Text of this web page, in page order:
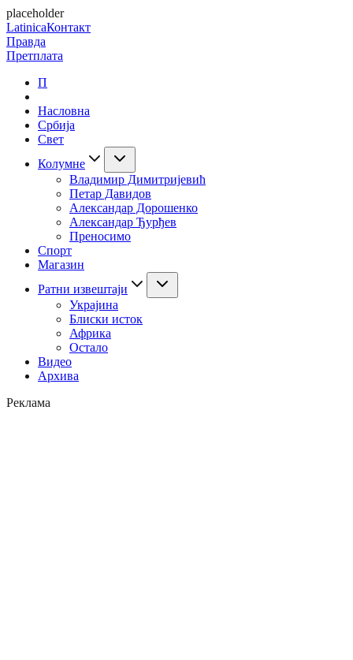
placeholder
LatinicaКонтакт
Правда
Претплата
П
Насловна
Србија
Свет
Колумне
Владимир Димитријевић
Петар Давидов
Александар Дорошенко
Александар Ђурђев
Преносимо
Спорт
Магазин
Ратни извештаји
Украјина
Блиски исток
Африка
Остало
Видео
Архива
Реклама